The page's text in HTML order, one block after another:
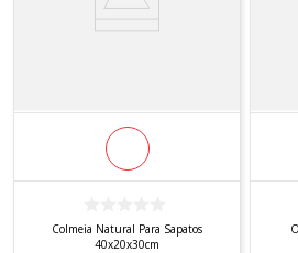
Colmeia Natural Para Sapatos
40x20x30cm